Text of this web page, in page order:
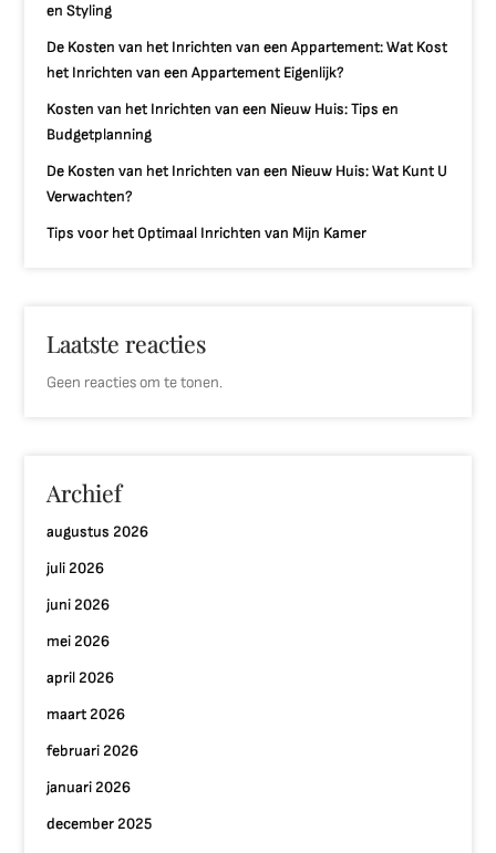
en Styling
De Kosten van het Inrichten van een Appartement: Wat Kost
het Inrichten van een Appartement Eigenlijk?
Kosten van het Inrichten van een Nieuw Huis: Tips en
Budgetplanning
De Kosten van het Inrichten van een Nieuw Huis: Wat Kunt U
Verwachten?
Tips voor het Optimaal Inrichten van Mijn Kamer
Laatste reacties
Geen reacties om te tonen.
Archief
augustus 2026
juli 2026
juni 2026
mei 2026
april 2026
maart 2026
februari 2026
januari 2026
december 2025